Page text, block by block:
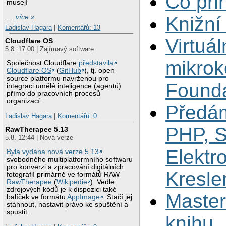
musejí
…více »
Ladislav Hagara| Komentářů: 13
Cloudflare OS
5.8. 17:00 | Zajímavý software
Společnost Cloudflare představila
Cloudflare OS
(GitHub ), tj. open
source platformu navrženou pro
integraci umělé inteligence (agentů)
přímo do pracovních procesů
organizací.
Ladislav Hagara| Komentářů: 0
RawTherapee 5.13
5.8. 12:44 | Nová verze
Byla vydána nová verze 5.13
svobodného multiplatformního softwaru
pro konverzi a zpracování digitálních
fotografií primárně ve formátů RAW
RawTherapee (Wikipedie ). Vedle
zdrojových kódů je k dispozici také
balíček ve formátuAppImage . Stačí jej
stáhnout, nastavit právo ke spuštění a
spustit.
PHP,